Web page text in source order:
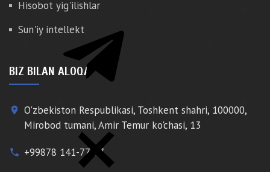
Hisobot yig'ilishlar
Sun'iy intellekt
BIZ BILAN ALOQA
place O'zbekiston Respublikasi, Toshkent shahri, 100000,
Mirobod tumani, Amir Temur ko'chasi, 13
phone +99878 141-77-77